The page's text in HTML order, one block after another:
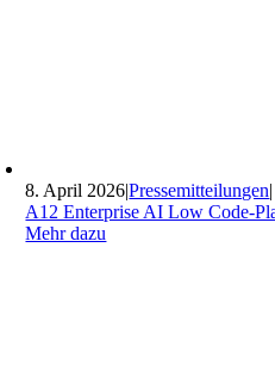
8. April 2026|Pressemitteilungen|
A12 Enterprise AI Low Code-
Mehr dazu